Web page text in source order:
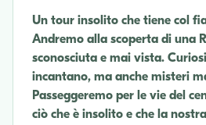
Un tour insolito che tiene col
Andremo alla scoperta di una
sconosciuta e mai vista.
incantano, ma anche misteri
Passeggeremo per le vie del
ciò che è insolito e che la